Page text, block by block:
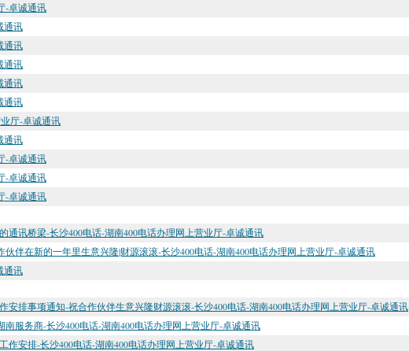
-卓诚通讯
通讯
通讯
通讯
通讯
通讯
厅-卓诚通讯
通讯
-卓诚通讯
-卓诚通讯
-卓诚通讯
通讯桥梁-长沙400电话-湖南400电话办理网上营业厅-卓诚通讯
伴在新的一年里生意兴隆|财源滚滚-长沙400电话-湖南400电话办理网上营业厅-卓诚通讯
通讯
安排事项通知-祝合作伙伴生意兴隆财源滚滚-长沙400电话-湖南400电话办理网上营业厅-卓诚通讯
服务商-长沙400电话-湖南400电话办理网上营业厅-卓诚通讯
作安排-长沙400电话-湖南400电话办理网上营业厅-卓诚通讯